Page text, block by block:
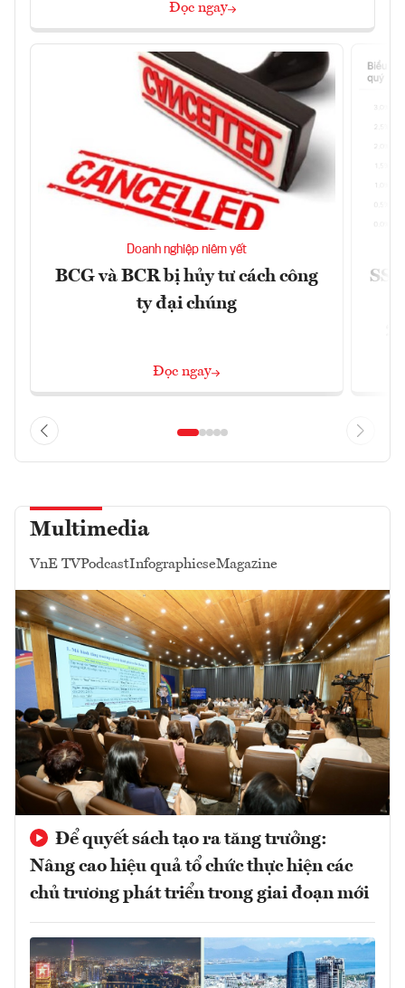
Đọc ngay
Doanh nghiệp niêm yết
BCG và BCR bị hủy tư cách công
ty đại chúng
Đọc ngay
SSI
Multimedia
VnE TVPodcastInfographicseMagazine
Để quyết sách tạo ra tăng trưởng:
Nâng cao hiệu quả tổ chức thực hiện các
chủ trương phát triển trong giai đoạn mới